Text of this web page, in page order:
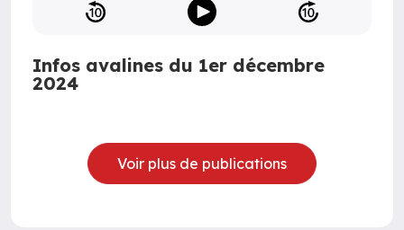
Infos avalines du 1er décembre
2024
Voir plus de publications